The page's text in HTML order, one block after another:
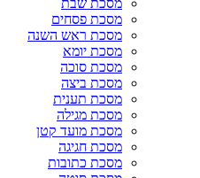
מסכת שבת
מסכת פסחים
מסכת ראש השנה
מסכת יומא
מסכת סוכה
מסכת ביצה
מסכת תענית
מסכת מגילה
מסכת מועד קטן
מסכת חגיגה
מסכת כתובות